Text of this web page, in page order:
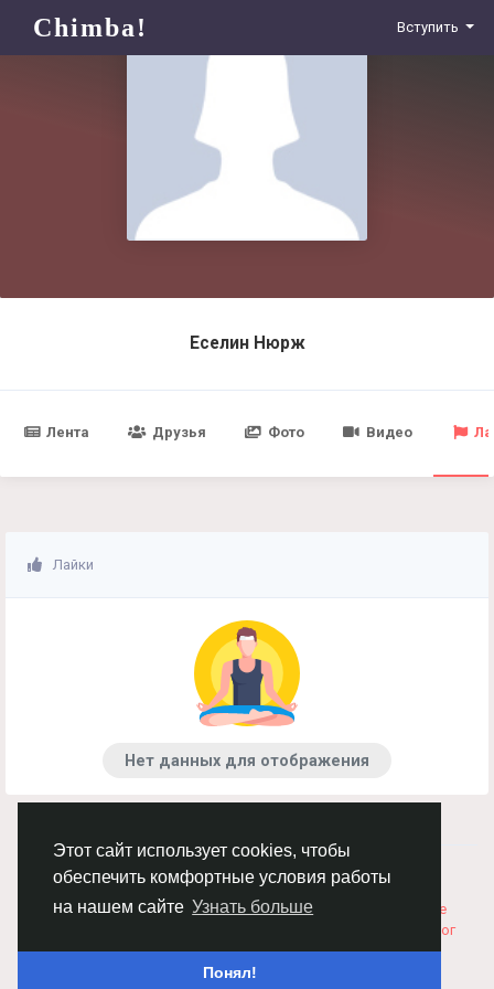
Этот сайт использует cookies, чтобы
обеспечить комфортные условия работы
на нашем сайте Узнать больше
Понял!
Chimba! Вступить
Еселин Нюрж
Лента Друзья Фото Видео
Лайки
Нет данных для отображения
© 2026 Chimba!
Русский
Правила размещения и покупки товаров
Как добавить
вакансию
Правила размещения статей
Соглашение
Каталог